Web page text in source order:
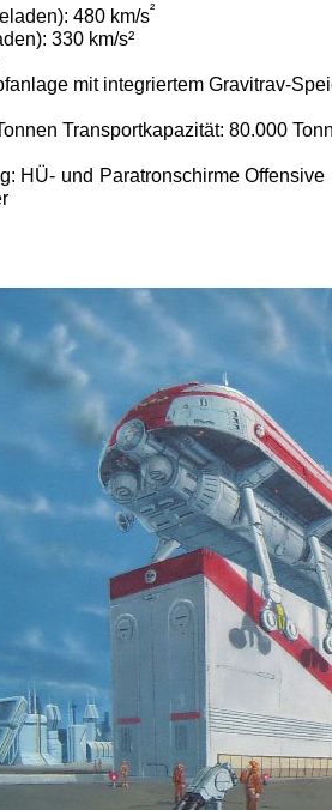
480 km/s²
330 km/s²
mit integriertem Gravitrav-
Transportkapazität: 80.000
HÜ- und Paratronschirme